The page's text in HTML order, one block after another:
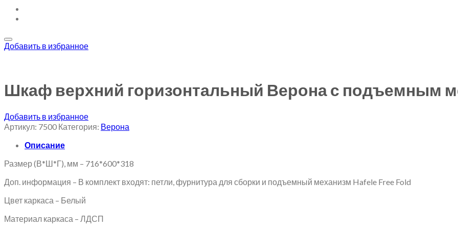
Добавить в избранное
Шкаф верхний горизонтальный Верона с подъемным
Добавить в избранное
Артикул: 7500 Категория: Верона
Описание
Размер (В*Ш*Г), мм – 716*600*318
Доп. информация – В комплект входят: петли, фурнитура для сборки и подъемный механизм Hafele Free Fold
Цвет каркаса – Белый
Материал каркаса – ЛДСП